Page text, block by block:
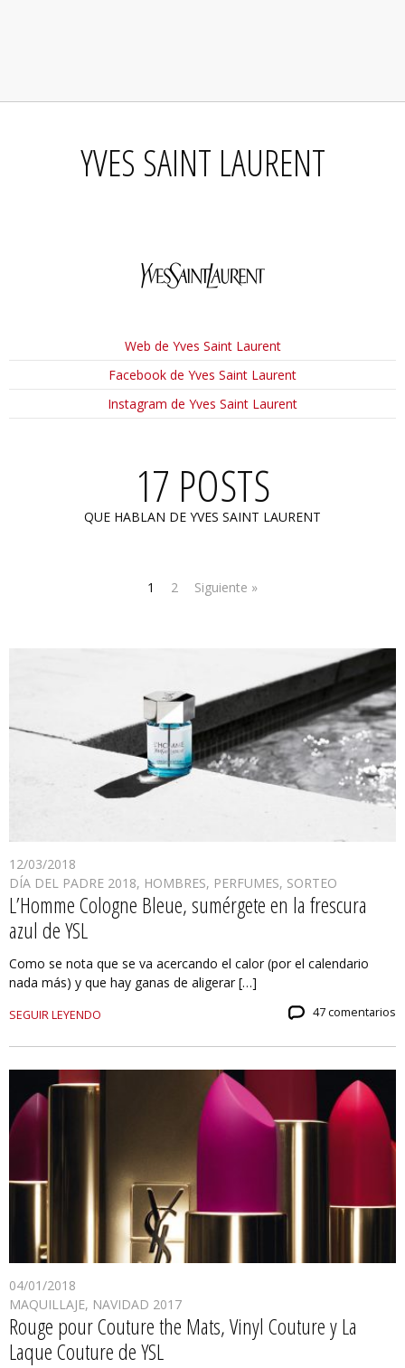
YVES SAINT LAURENT
Web de Yves Saint Laurent
Facebook de Yves Saint Laurent
Instagram de Yves Saint Laurent
17 POSTS
QUE HABLAN DE YVES SAINT LAURENT
1 2 Siguiente »
12/03/2018
DÍA DEL PADRE 2018, HOMBRES, PERFUMES, SORTEO
L’Homme Cologne Bleue, sumérgete en la frescura
azul de YSL
Como se nota que se va acercando el calor (por el calendario
nada más) y que hay ganas de aligerar […]
SEGUIR LEYENDO 47 comentarios
04/01/2018
MAQUILLAJE, NAVIDAD 2017
Rouge pour Couture the Mats, Vinyl Couture y La
Laque Couture de YSL